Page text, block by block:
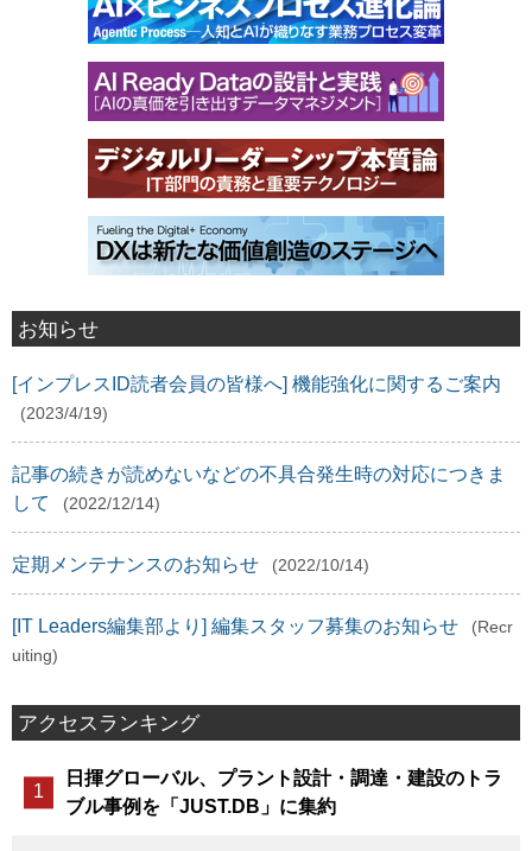
お知らせ
[インプレスID読者会員の皆様へ] 機能強化に関するご案内
(2023/4/19)
記事の続きが読めないなどの不具合発生時の対応につきま
して
(2022/12/14)
定期メンテナンスのお知らせ (2022/10/14)
[IT Leaders編集部より] 編集スタッフ募集のお知らせ
(Recr
uiting)
アクセスランキング
日揮グローバル、プラント設計・調達・建設のトラ
ブル事例を「JUST.DB」に集約